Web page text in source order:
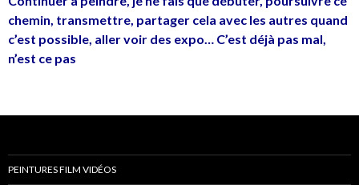
chemin, transmettre, partager cela avec les autres quand
c’est possible, aller voir des expo… C’est déjà pas mal,
n’est ce pas
PEINTURES FILM VIDÉOS